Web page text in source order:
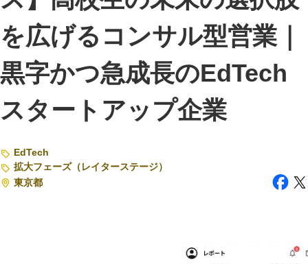
登録者の転職・副業実績
Startup Magazine
イベント・セミナー
CEOインタビュー
を広げるコンサル型営業｜
黒字かつ急成長のEdTech
スタートアップ企業
EdTech
拡大フェーズ（レイターステージ）
東京都